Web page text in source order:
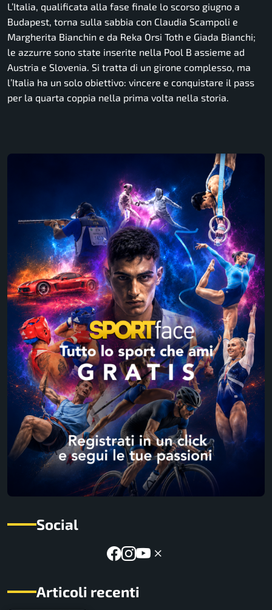
L’Italia, qualificata alla fase finale lo scorso giugno a
Budapest, torna sulla sabbia con Claudia Scampoli e
Margherita Bianchin e da Reka Orsi Toth e Giada Bianchi;
le azzurre sono state inserite nella Pool B assieme ad
Austria e Slovenia. Si tratta di un girone complesso, ma
l’Italia ha un solo obiettivo: vincere e conquistare il pass
per la quarta coppia nella prima volta nella storia.
Social
Articoli recenti